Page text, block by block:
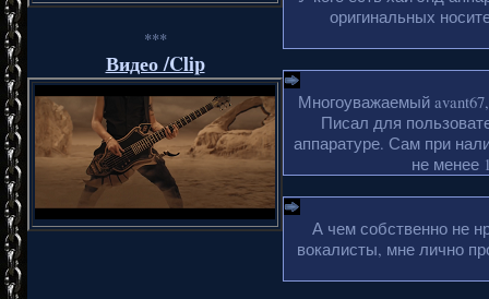
***
Видео /Clip
оригинальных
Многоуважаемый
Писал для
аппаратуре. Сам при
не менее
А чем собственно не
вокалисты, мне лично